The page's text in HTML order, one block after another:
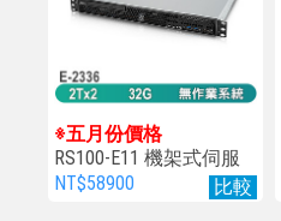
比較
※五月份價格
RS100-E11 機架式伺服
器
NT$58900